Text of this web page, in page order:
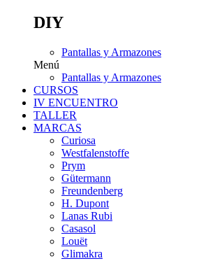
DIY
Pantallas y Armazones
Menú
Pantallas y Armazones
CURSOS
IV ENCUENTRO
TALLER
MARCAS
Curiosa
Westfalenstoffe
Prym
Gütermann
Freundenberg
H. Dupont
Lanas Rubi
Casasol
Louët
Glimakra